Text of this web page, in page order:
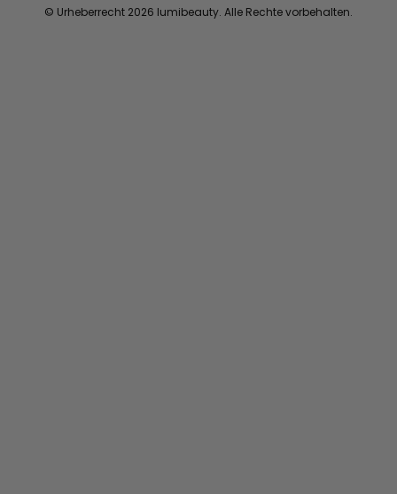
© Urheberrecht 2026 lumibeauty. Alle Rechte vorbehalten.